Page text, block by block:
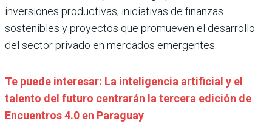
inversiones productivas, iniciativas de finanzas
sostenibles y proyectos que promueven el desarrollo
del sector privado en mercados emergentes.
Te puede interesar: La inteligencia artificial y el
talento del futuro centrarán la tercera edición de
Encuentros 4.0 en Paraguay